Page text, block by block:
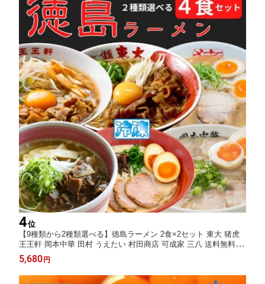
4位
【9種類から2種類選べる】徳島ラーメン 2食×2セット 東大 猪虎
王王軒 岡本中華 田村 うえたい 村田商店 可成家 三八 送料無料 冷
凍便 有名店 行列店 繁盛店 中華そば 支那そば ご当地らーめん お
取り寄せ ギフト お試し 生麺 年越しそば 御中元 御歳暮 母の日 父
の日
5,680 円